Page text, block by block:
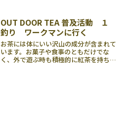
の使用に問題なければ構いません♪佐川
急便で届きました。...
OUT DOOR TEA 普及活動 １
釣り ワークマンに行く
お茶には体にいい沢山の成分が含まれて
います。お菓子や食事のともだけでな
く、外で遊ぶ時も積極的に紅茶を持ち歩